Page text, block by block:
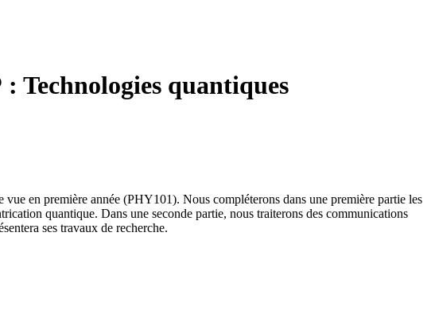
: Technologies quantiques
en première année (PHY101). Nous compléterons dans une première partie les
quantique. Dans une seconde partie, nous traiterons des communications
ses travaux de recherche.